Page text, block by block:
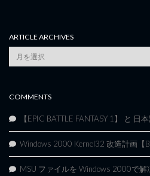
ARTICLE ARCHIVES
Article
Archives
COMMENTS
【EPIC BATTLE FANTASY 1】 と 日
Windows 2000 Kernel32 改造計画【
MSU ファイルを Windows 2000で解